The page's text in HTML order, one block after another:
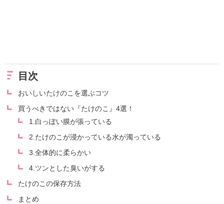
目次
おいしいたけのこを選ぶコツ
買うべきではない『たけのこ』4選！
1.白っぽい膜が張っている
2.たけのこが浸かっている水が濁っている
3.全体的に柔らかい
4.ツンとした臭いがする
たけのこの保存方法
まとめ